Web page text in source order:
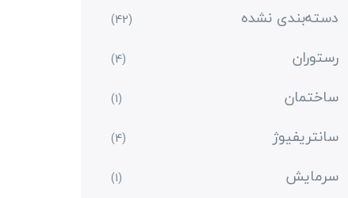
دسته‌بندی نشده (42)
رستوران (4)
ساختمان (1)
سانتریفیوژ (4)
سرمایش (1)